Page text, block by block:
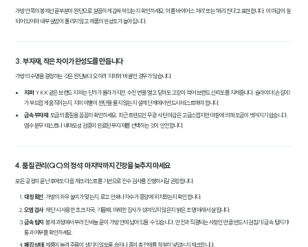
가방 안쪽의 봉제선 끝부분이 원단으로 깔끔하게 감싸져 있는지 확인하세요. 이를 '바이어스 처리' 또는 '해리 친다'고 표현합니다. 이 마감이 잘
되어 있어야 내부 실밥이 풀리지 않고 제품의 완성도가 높아집니다.
3. 부자재, 작은 차이가 완성도를 만듭니다
가방의 수명을 결정하는 것은 원단보다 오히려 '지퍼'와 '버클'인 경우가 많습니다.
지퍼: YKK 같은 브랜드 지퍼는 단가가 올라가지만, 수천 번을 열고 닫아도 고장이 적어 브랜드 신뢰도를 지켜줍니다. 슬라이더(손잡이)
가 부드럽게 움직이는지, 지퍼 이빨이 원단을 물지 않는지 설계 단계에서 반드시 테스트해야 합니다.
금속 부자재 : 도금의 품질을 꼼꼼히 확인하세요. 최근 트렌드인 무광 사틴 마감은 고급스럽지만 마찰에 의해 도금이 벗겨지기 쉽습니다.
염수 분무 테스트나 내마모성 검증이 완료된 부자재를 선택하는 것이 안전합니다.
4. 품질 관리(QC)의 정석: 마지막까지 긴장을 늦추지 마세요
모든 공정이 끝난 후에도 다음 체크리스트를 기반으로 전수 검사를 진행하시길 권장합니다.
대칭 확인: 가방의 좌우 높이가 맞는지, 로고 인쇄나 자수가 중앙에 위치했는지 확인합니다.
오염 검사: 재단 시 사용한 초크 자국, 기름때, 미세한 잡사가 섞여 있지 않은지 밝은 조명 아래서 살핍니다.
금속 탐지 : 봉제 과정에서 부러진 바늘 끝이 가방 안에 남아 있을 수 있습니다. 안전과 직결되는 사항인 만큼 반드시 검침기(금속 탐지기)
통과 여부를 확인하세요.
패킹 상태: 제품이 눌려 주름이 생기지 않도록 습지나 종이 충전재를 적절히 넣었는지 체크합니다.